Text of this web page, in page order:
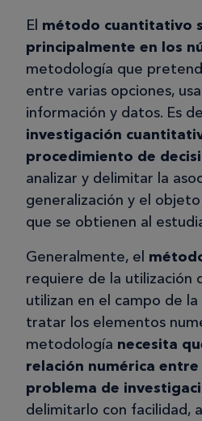
El método cuantitativo
principalmente en los
metodología que
entre varias opciones,
información y datos. Es
investigación
procedimiento de
analizar y delimitar la
generalización y el
que se obtienen al
Generalmente, el
requiere de la utilización
utilizan en el campo de la
tratar los elementos
metodología necesita
relación numérica
problema de
delimitarlo con facilidad,